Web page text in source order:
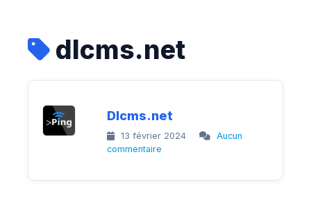
dlcms.net
Dlcms.net
13 février 2024
Aucun
commentaire